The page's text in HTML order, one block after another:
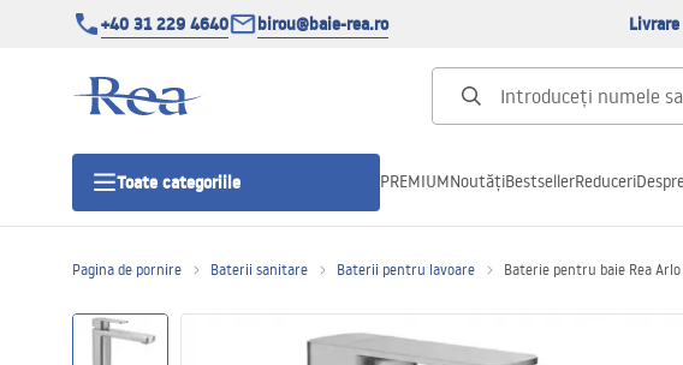
+40 31 229 4640 birou@baie-rea.ro
Toate categoriile PREMIUMNoutățiBestsellerReduceri
Pagina de pornire Baterii sanitare Baterii pentru lavoare Baterie pentru baie Rea